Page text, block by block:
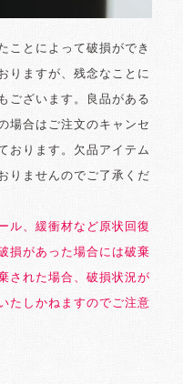
ことによって破損ができ
りますが、残念なことに
ございます。良品がある
場合はご注文のキャンセ
おります。欠品アイテム
りませんのでご了承くだ
ル、緩衝材など原状回復
損があった場合には破棄
された場合、破損状況が
たしかねますのでご注意